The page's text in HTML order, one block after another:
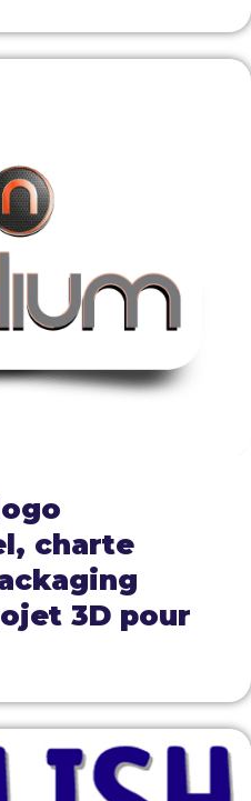
charte
3D pour